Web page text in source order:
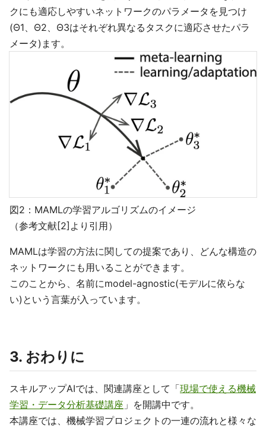
クにも適応しやすいネットワークのパラメータを見つけ
(Θ1、Θ2、Θ3はそれぞれ異なるタスクに適応させたパラ
メータ)ます。
図2：MAMLの学習アルゴリズムのイメージ
（参考文献[2]より引用）
MAMLは学習の方法に関しての提案であり、どんな構造の
ネットワークにも用いることができます。
このことから、名前にmodel-agnostic(モデルに依らな
い)という言葉が入っています。
3. おわりに
スキルアップAIでは、関連講座として「現場で使える機械
学習・データ分析基礎講座 」を開講中です。
本講座では、機械学習プロジェクトの一連の流れと様々な